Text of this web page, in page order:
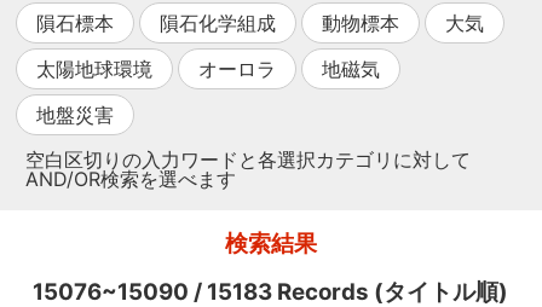
隕石標本 隕石化学組成 動物標本
大気
太陽地球環境
オーロラ
地磁気
地盤災害
空白区切りの入力ワードと各選択カテゴリに対して
AND/OR検索を選べます
検索結果
15076~15090 / 15183 Records (タイトル順)